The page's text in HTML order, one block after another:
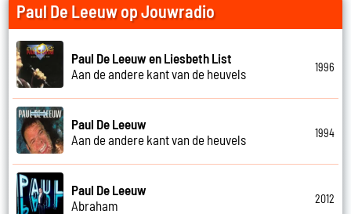
Paul De Leeuw op Jouwradio
Paul De Leeuw en Liesbeth List
Aan de andere kant van de heuvels
1996
Paul De Leeuw
Aan de andere kant van de heuvels
1994
Paul De Leeuw
Abraham
2012